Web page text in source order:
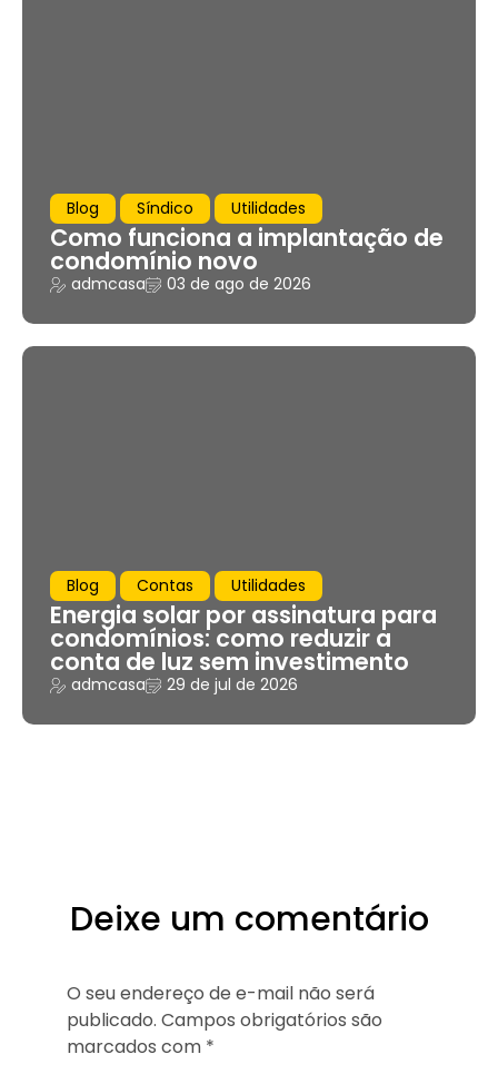
Blog Síndico Utilidades
Como funciona a implantação de
condomínio novo
admcasa 03 de ago de 2026
Blog Contas Utilidades
Energia solar por assinatura para
condomínios: como reduzir a
conta de luz sem investimento
admcasa 29 de jul de 2026
Deixe um comentário
O seu endereço de e-mail não será
publicado. Campos obrigatórios são
marcados com *